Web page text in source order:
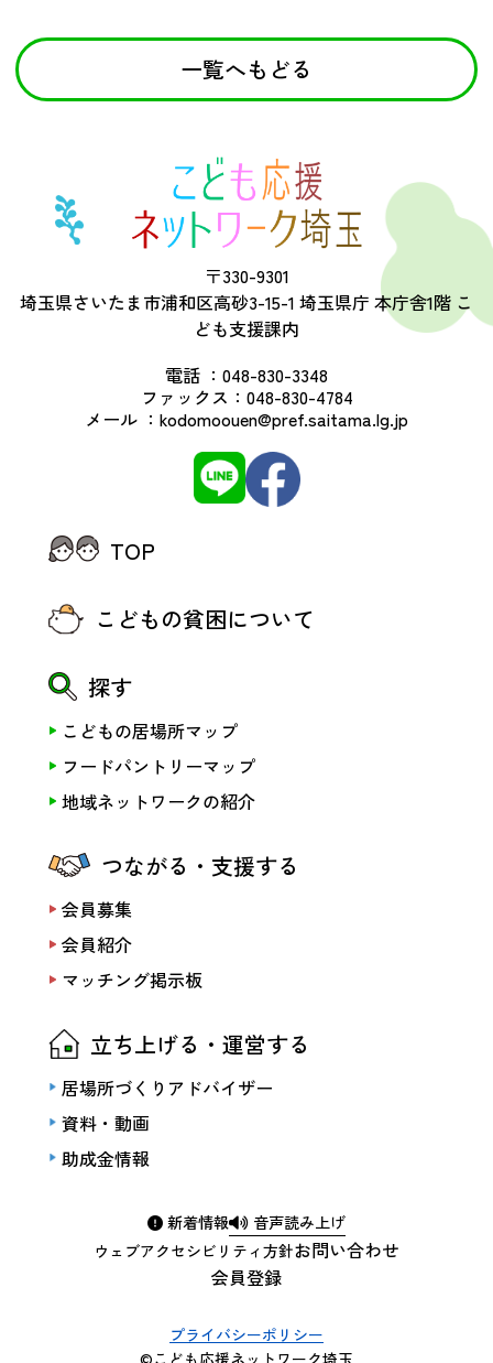
一覧へもどる
〒330-9301
埼玉県さいたま市浦和区高砂3-15-1 埼玉県庁 本庁舎1階 こ
ども支援課内
電話 ： 048-830-3348
ファックス： 048-830-4784
メール ： kodomoouen@pref.saitama.lg.jp
新着情報 音声読み上げ
会員登録
お問い合わせ
ウェブアクセシビリティ方針
TOP
こどもの貧困について
探す
こどもの居場所マップ
フードパントリーマップ
地域ネットワークの紹介
つながる・支援する
会員募集
会員紹介
マッチング掲示板
立ち上げる・運営する
居場所づくりアドバイザー
資料・動画
助成金情報
プライバシーポリシー